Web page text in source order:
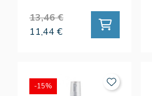
13,46 €
11,44 €
-15%